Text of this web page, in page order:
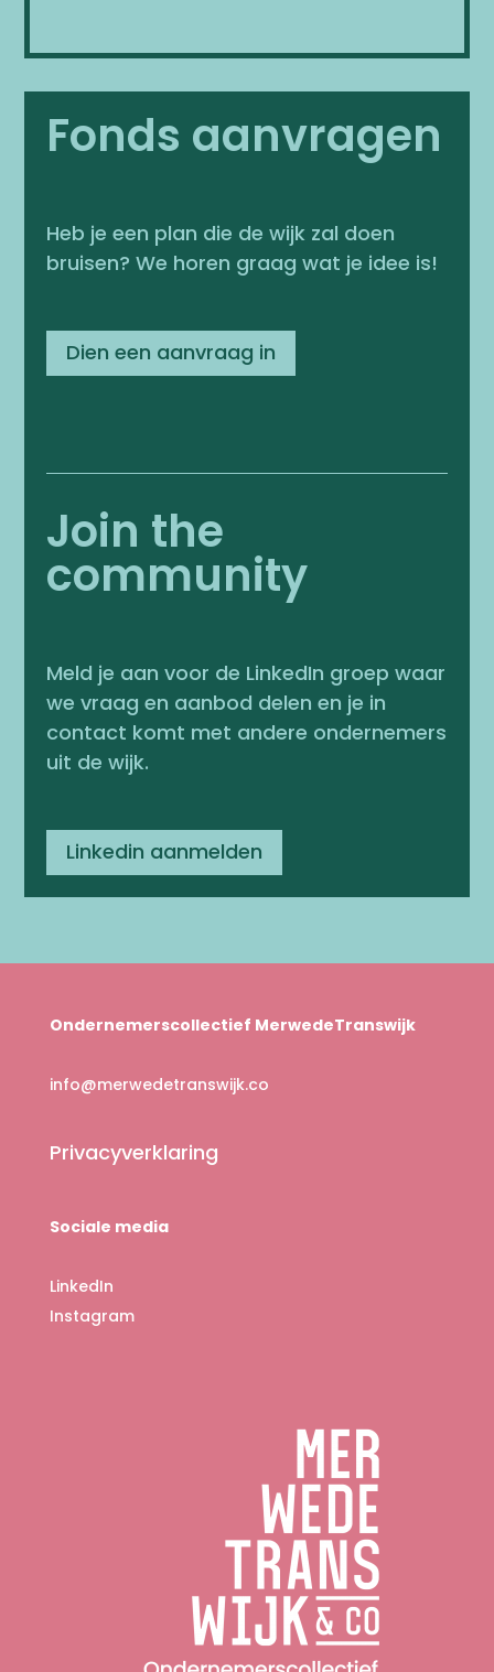
Fonds aanvragen
Heb je een plan die de wijk zal doen
bruisen? We horen graag wat je idee is!
Dien een aanvraag in
Join the
community
Meld je aan voor de LinkedIn groep waar
we vraag en aanbod delen en je in
contact komt met andere ondernemers
uit de wijk.
Linkedin aanmelden
Ondernemerscollectief MerwedeTranswijk
info@merwedetranswijk.co
Privacyverklaring
Sociale media
LinkedIn
Instagram